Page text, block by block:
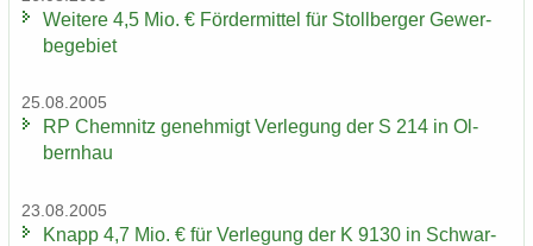
Wei­te­re 4,5 Mio. € För­der­mit­tel für Stoll­ber­ger Ge­wer­
be­ge­biet
25.08.2005
RP Chem­nitz ge­neh­migt Ver­le­gung der S 214 in Ol­
bern­hau
23.08.2005
Knapp 4,7 Mio. € für Ver­le­gung der K 9130 in Schwar­